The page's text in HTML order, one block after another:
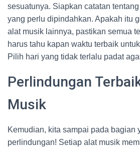
sesuatunya. Siapkan catatan
yang perlu dipindahkan. Apakah itu
alat musik lainnya, pastikan semua
harus tahu kapan waktu terbaik
Pilih hari yang tidak terlalu padat
Perlindungan
Musik
Kemudian, kita sampai pada bagian
perlindungan! Setiap alat musik